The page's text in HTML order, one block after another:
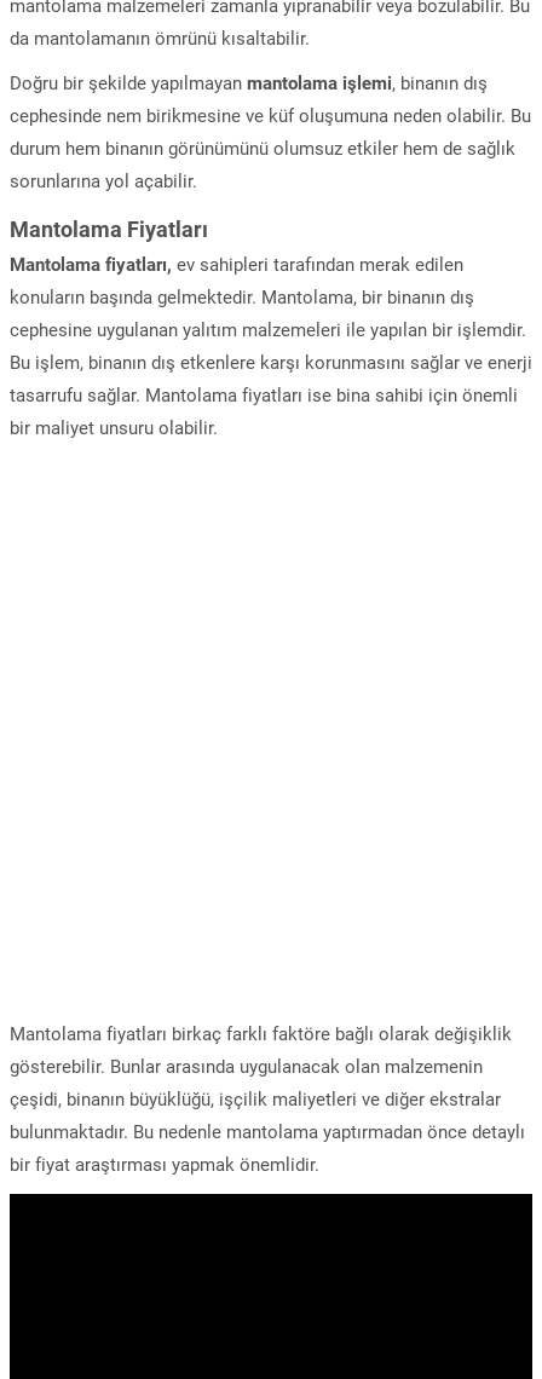
mantolama malzemeleri zamanla yıpranabilir veya bozulabilir. Bu
da mantolamanın ömrünü kısaltabilir.
Doğru bir şekilde yapılmayan mantolama işlemi, binanın dış
cephesinde nem birikmesine ve küf oluşumuna neden olabilir. Bu
durum hem binanın görünümünü olumsuz etkiler hem de sağlık
sorunlarına yol açabilir.
Mantolama Fiyatları
Mantolama fiyatları, ev sahipleri tarafından merak edilen
konuların başında gelmektedir. Mantolama, bir binanın dış
cephesine uygulanan yalıtım malzemeleri ile yapılan bir işlemdir.
Bu işlem, binanın dış etkenlere karşı korunmasını sağlar ve enerji
tasarrufu sağlar. Mantolama fiyatları ise bina sahibi için önemli
bir maliyet unsuru olabilir.
Mantolama fiyatları birkaç farklı faktöre bağlı olarak değişiklik
gösterebilir. Bunlar arasında uygulanacak olan malzemenin
çeşidi, binanın büyüklüğü, işçilik maliyetleri ve diğer ekstralar
bulunmaktadır. Bu nedenle mantolama yaptırmadan önce detaylı
bir fiyat araştırması yapmak önemlidir.